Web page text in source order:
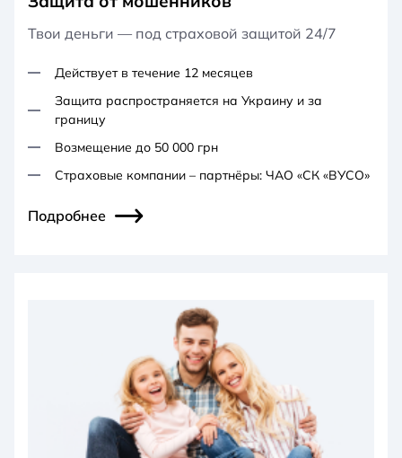
Твои деньги — под страховой защитой 24/7
Действует в течение 12 месяцев
Защита распространяется на Украину и за
границу
Возмещение до 50 000 грн
Страховые компании – партнёры: ЧАО «СК «ВУСО»
Подробнее